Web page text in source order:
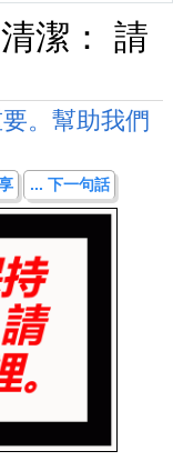
潔： 請
。幫助我們
... 下一句話